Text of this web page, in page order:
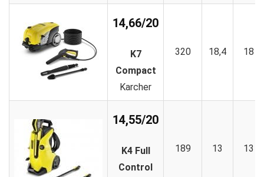
14,66/20
K7
Compact
Karcher
320 18,4 18
14,55/20
K4 Full
Control
189 13 13